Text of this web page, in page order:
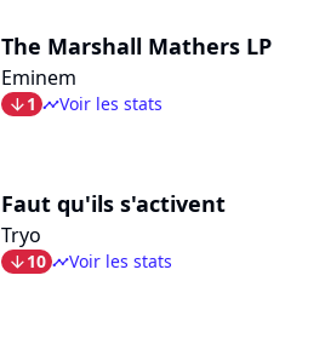
The Marshall Mathers LP
Eminem
arrow_bot1 timelineVoir les stats
Faut qu'ils s'activent
Tryo
arrow_bot10 timelineVoir les stats